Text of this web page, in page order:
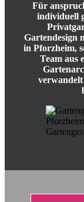
Für
individuell
Gartendesign
in Pforzheim,
Team aus